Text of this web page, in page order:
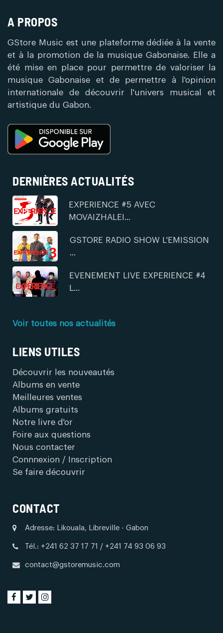
A PROPOS
GStore Music est une plateforme dédiée à la vente
et à la promotion de la musique Gabonaise. Elle a
été mise en place pour permettre de valoriser la
musique Gabonaise et de permettre à l'opinion
internationale de découvrir l'univers musical et
artistique du Gabon.
DERNIÈRES ACTUALITÉS
EXPERIENCE #5 AVEC
MOVAIZHALEI...
GSTORE RADIO SHOW L'EMISSION
...
EVENEMENT LIVE EXPERIENCE #4
L...
Voir toutes nos actualités
LIENS UTILES
Découvrir les nouveautés
Albums en vente
Meilleures ventes
Albums gratuits
Notre livre d'or
Foire aux questions
Nous contacter
Connnexion / Inscription
Se faire découvrir
CONTACT
Adresse: Likouala, Libreville - Gabon
Tél.: +241 62 37 17 71 / +241 74 93 06 93
contact@gstoremusic.com